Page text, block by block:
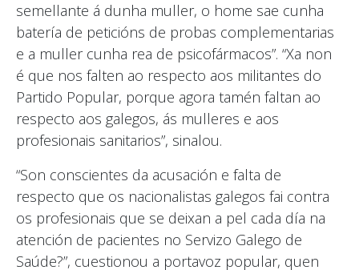
semellante á dunha muller, o home sae cunha
batería de peticións de probas complementarias
e a muller cunha rea de psicofármacos”. “Xa non
é que nos falten ao respecto aos militantes do
Partido Popular, porque agora tamén faltan ao
respecto aos galegos, ás mulleres e aos
profesionais sanitarios”, sinalou.
“Son conscientes da acusación e falta de
respecto que os nacionalistas galegos fai contra
os profesionais que se deixan a pel cada día na
atención de pacientes no Servizo Galego de
Saúde?”, cuestionou a portavoz popular, quen